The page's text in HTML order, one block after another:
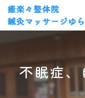
不眠症